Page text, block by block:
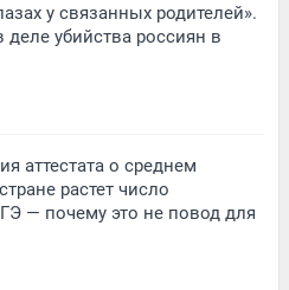
у связанных родителей».
убийства россиян в
аттестата о среднем
растет число
— почему это не повод для